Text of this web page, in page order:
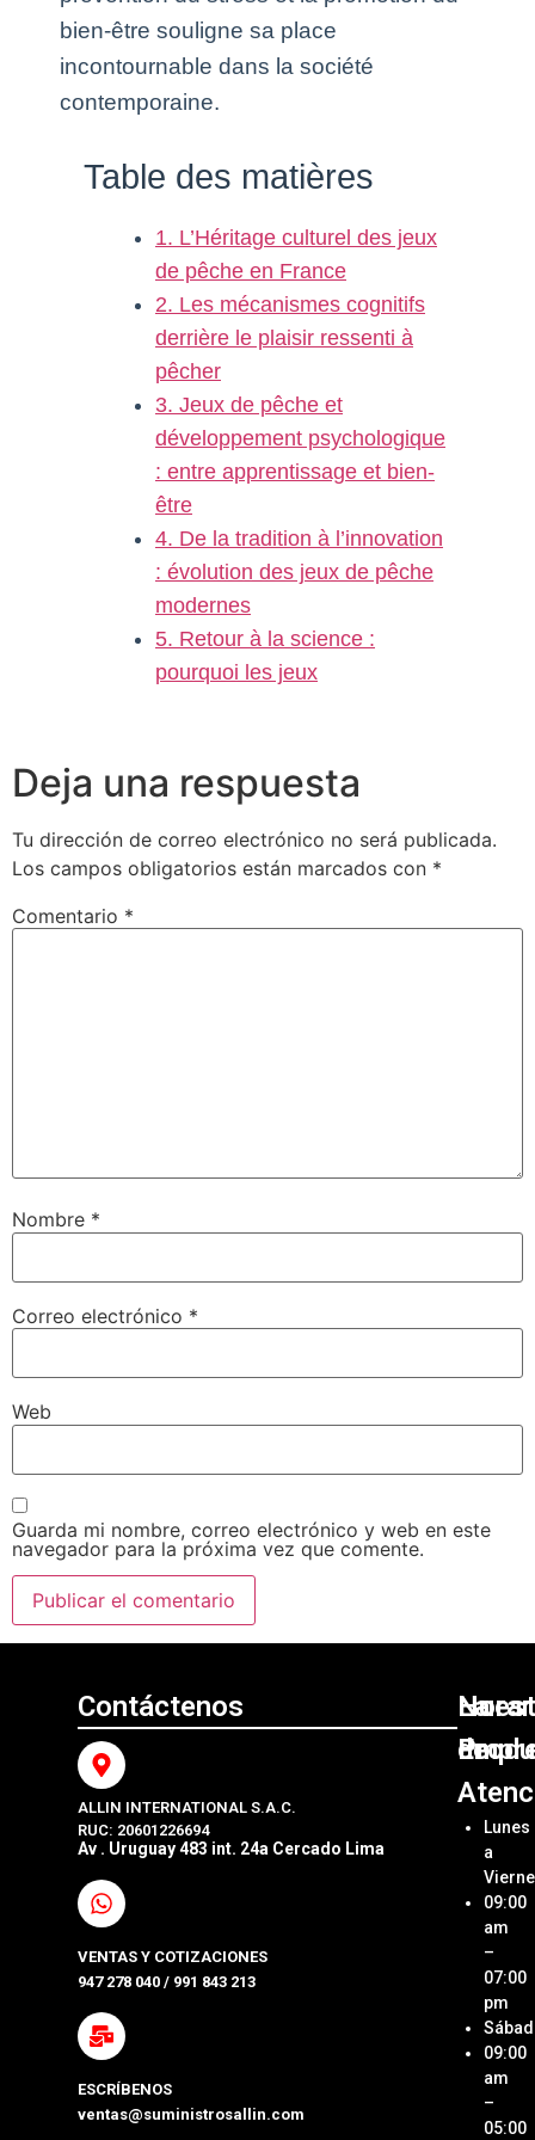
bien-être souligne sa place
incontournable dans la société
contemporaine.
Table des matières
1. L’Héritage culturel des jeux
de pêche en France
2. Les mécanismes cognitifs
derrière le plaisir ressenti à
pêcher
3. Jeux de pêche et
développement psychologique
: entre apprentissage et bien-
être
4. De la tradition à l’innovation
: évolution des jeux de pêche
modernes
5. Retour à la science :
pourquoi les jeux
Deja una respuesta
Tu dirección de correo electrónico no será publicada.
Los campos obligatorios están marcados con *
Comentario *
Nombre *
Correo electrónico *
Web
Guarda mi nombre, correo electrónico y web en este
navegador para la próxima vez que comente.
Contáctenos
ALLIN INTERNATIONAL S.A.C.
RUC: 20601226694
Av . Uruguay 483 int. 24a Cercado Lima
VENTAS Y COTIZACIONES
947 278 040 / 991 843 213
ESCRÍBENOS
ventas@suministrosallin.com
y Pcs
La
Allin
SAC
Ubica
Tienda
de
de
Lunes
a
09:00
am
–
07:00
pm
09:00
am
–
05:00